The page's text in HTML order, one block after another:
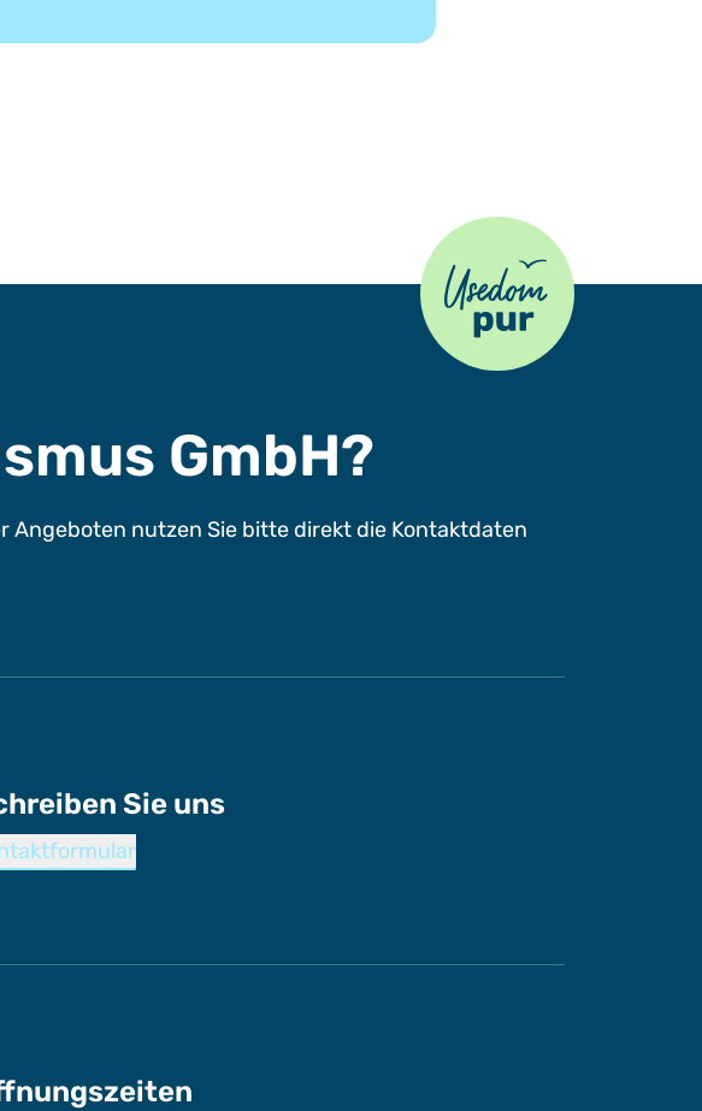
Usedom Pur
GmbH?
nutzen Sie bitte direkt die Kontaktdaten
Sie uns